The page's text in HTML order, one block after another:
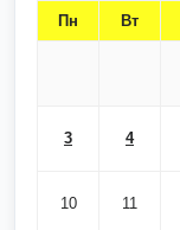
Пн Вт
3 4
10 11